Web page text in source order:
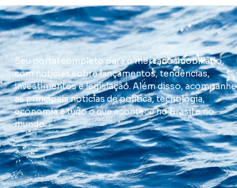
Seu portal completo para o mercado imobiliário,
com notícias sobre lançamentos, tendências,
investimentos e legislação. Além disso, acompanhe
as principais notícias de política, tecnologia,
economia e tudo o que acontece no Brasil e no
mundo.